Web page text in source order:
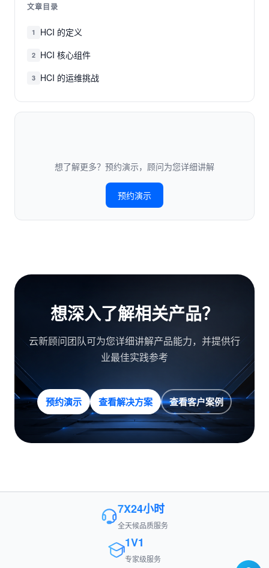
文章目录
1 HCI 的定义
2 HCI 核心组件
3 HCI 的运维挑战
想了解更多？预约演示，顾问为您详细讲解
预约演示
想深入了解相关产品？
云新顾问团队可为您详细讲解产品能力，并提供行
业最佳实践参考
预约演示 查看解决方案 查看客户案例
7X24小时
全天候品质服务
1V1
专家级服务